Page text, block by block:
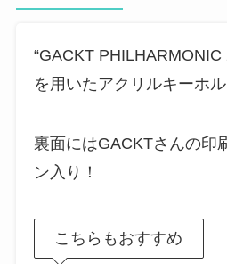
“GACKT
を用いたアクリルキーホル
裏面にはGACKTさんの印
ン入り！
こちらもおすすめ